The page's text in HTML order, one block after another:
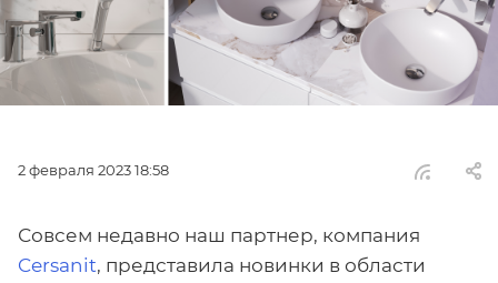
2 февраля 2023 18:58
Совсем недавно наш партнер, компания
Cersanit, представила новинки в области